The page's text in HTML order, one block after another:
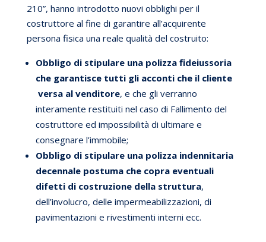
210”, hanno introdotto nuovi obblighi per il
costruttore al fine di garantire all’acquirente
persona fisica una reale qualità del costruito:
Obbligo di stipulare una polizza fideiussoria
che garantisce tutti gli acconti che il cliente
versa al venditore, e che gli verranno
interamente restituiti nel caso di Fallimento del
costruttore ed impossibilità di ultimare e
consegnare l’immobile;
Obbligo di stipulare una polizza indennitaria
decennale postuma che copra eventuali
difetti di costruzione della struttura,
dell’involucro, delle impermeabilizzazioni, di
pavimentazioni e rivestimenti interni ecc.